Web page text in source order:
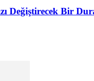
Değiştirecek Bir